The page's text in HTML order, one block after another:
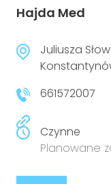
Hajda Med
Juliusza
661572007
Czynne
Planowane